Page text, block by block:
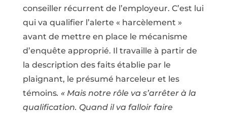
conseiller récurrent de l’employeur. C’est lui
qui va qualifier l’alerte « harcèlement »
avant de mettre en place le mécanisme
d’enquête approprié. Il travaille à partir de
la description des faits établie par le
plaignant, le présumé harceleur et les
témoins. « Mais notre rôle va s’arrêter à la
qualification. Quand il va falloir faire